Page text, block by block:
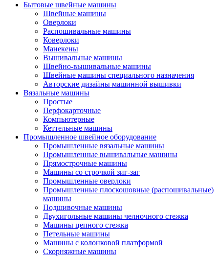
Бытовые швейные машины
Швейные машины
Оверлоки
Распошивальные машины
Коверлоки
Манекены
Вышивальные машины
Швейно-вышивальные машины
Швейные машины специального назначения
Авторские дизайны машинной вышивки
Вязальные машины
Простые
Перфокарточные
Компьютерные
Кеттельные машины
Промышленное швейное оборудование
Промышленные вязальные машины
Промышленные вышивальные машины
Прямострочные машины
Машины со строчкой зиг-заг
Промышленные оверлоки
Промышленные плоскошовные (распошивальные)
машины
Подшивочные машины
Двухигольные машины челночного стежка
Машины цепного стежка
Петельные машины
Машины с колонковой платформой
Cкорняжные машины